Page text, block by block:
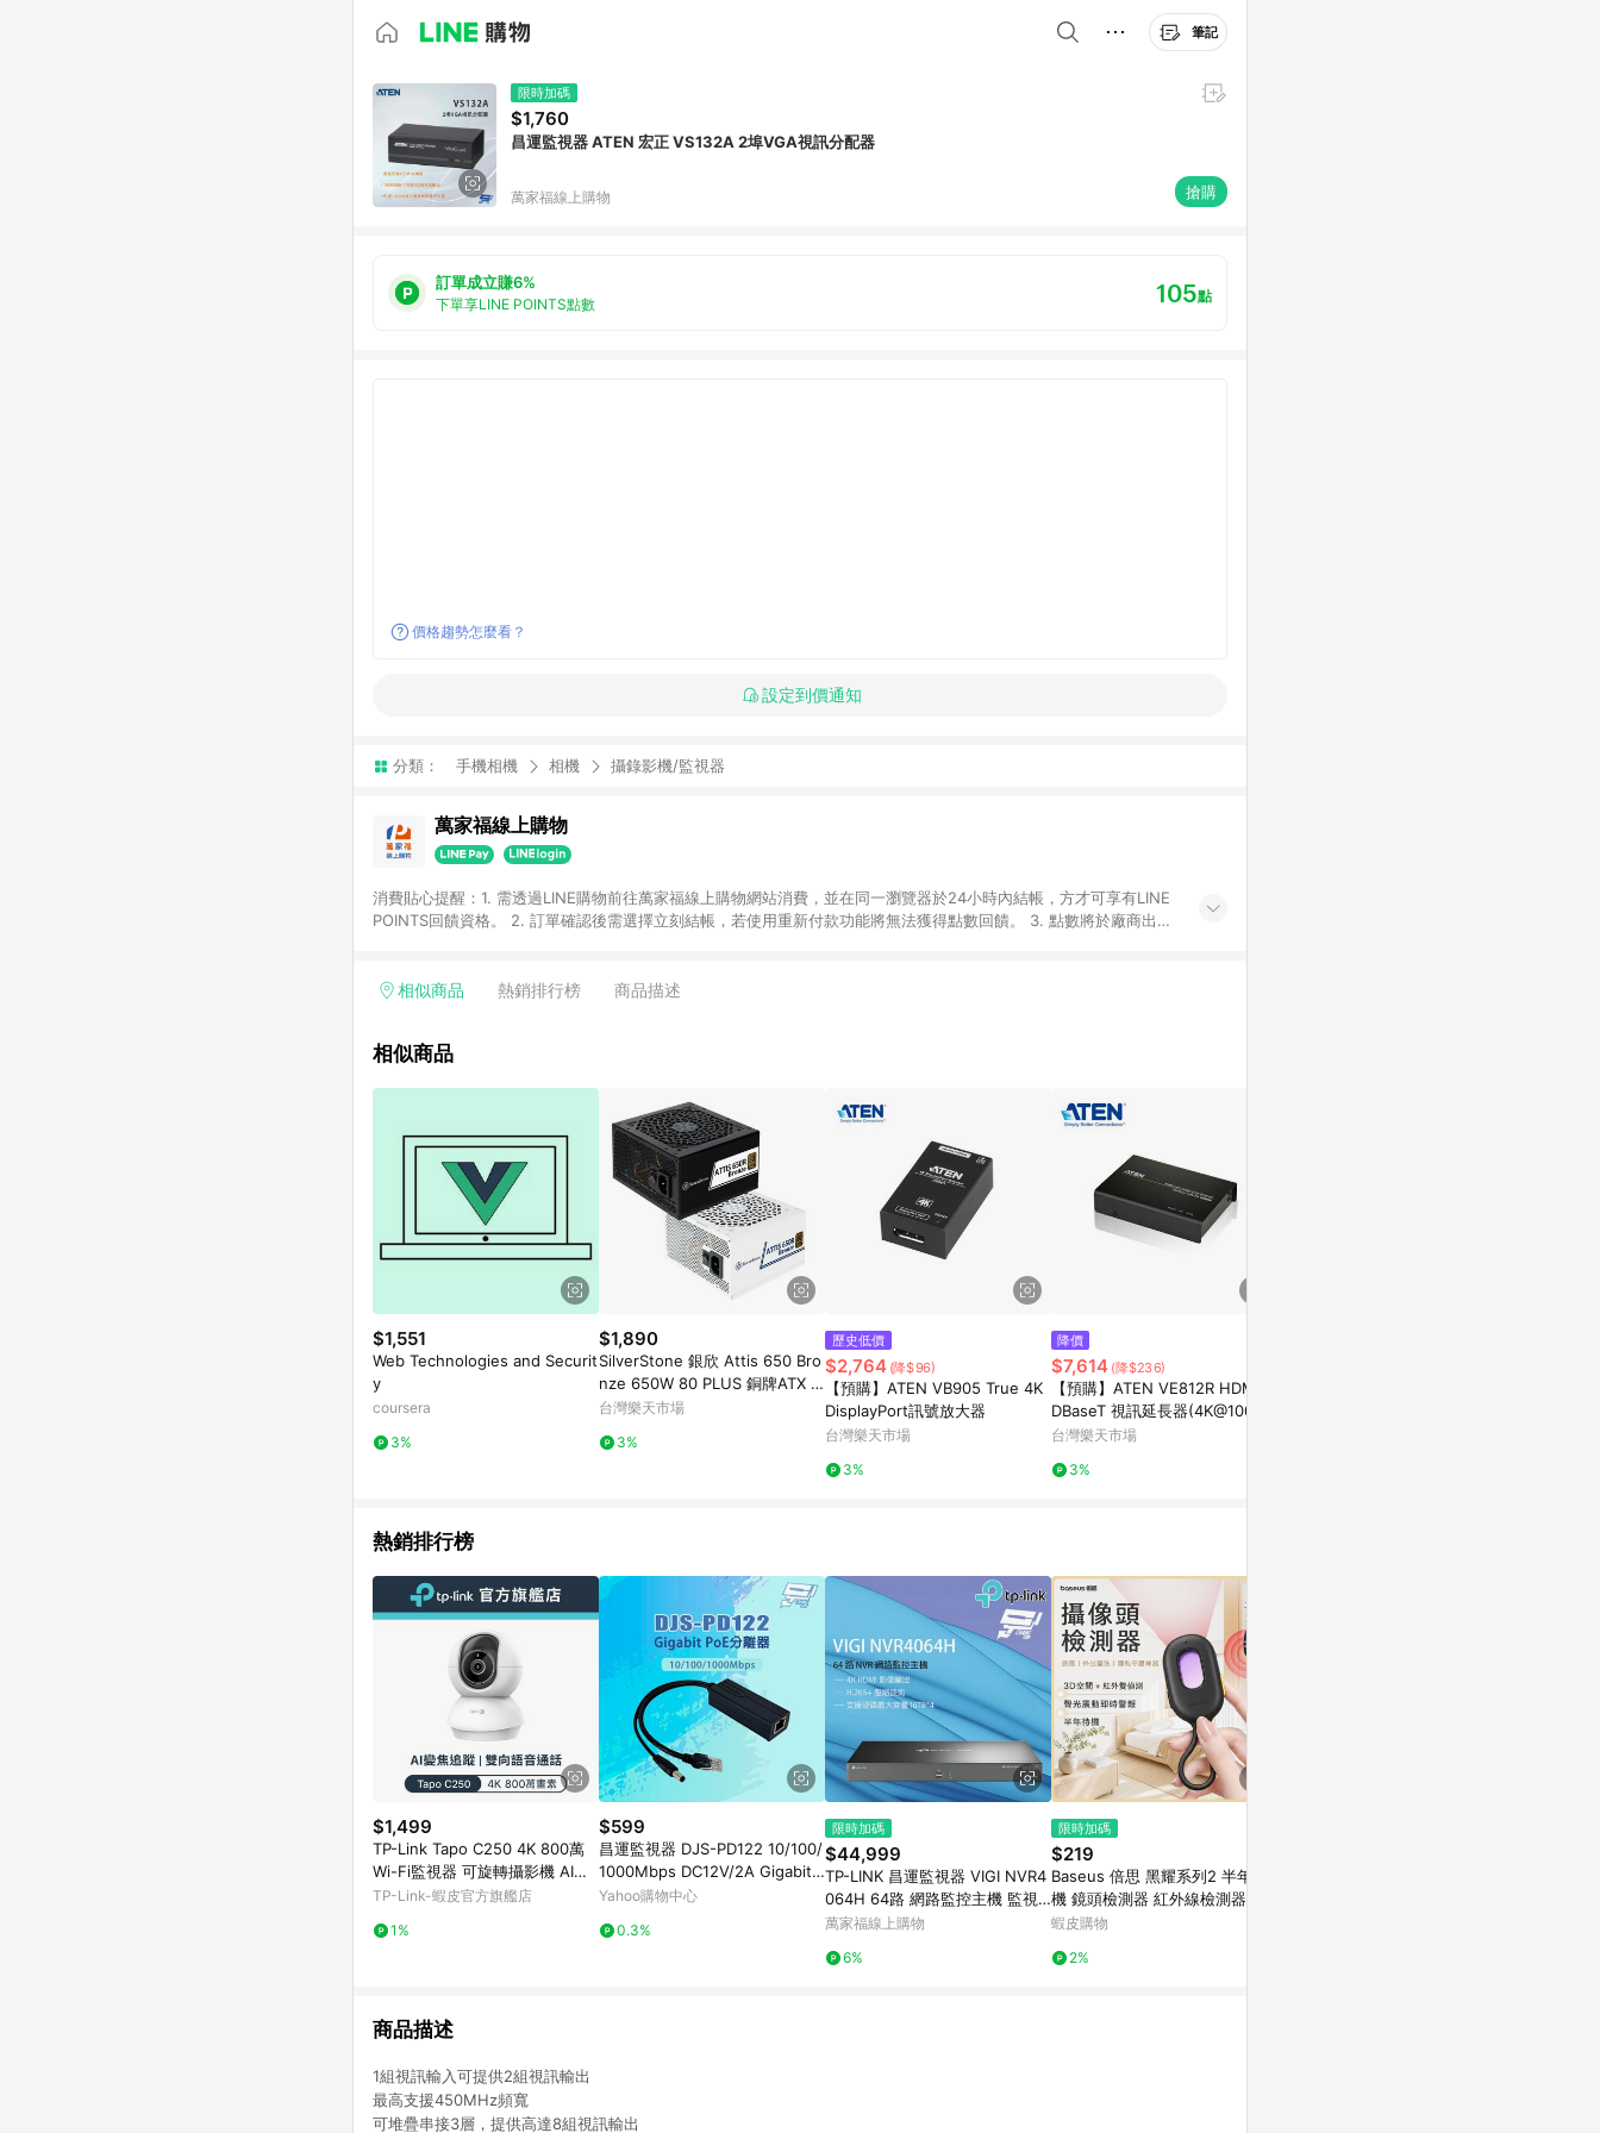
筆記
限時加碼
$1,760
昌運監視器 ATEN 宏正 VS132A 2埠VGA視訊分配器
萬家福線上購物 搶購
訂單成立賺6%
下單享LINE POINTS點數 105點
價格趨勢怎麼看？
設定到價通知
分類： 手機相機 相機 攝錄影機/監視器
萬家福線上購物
消費貼心提醒：1. 需透過LINE購物前往萬家福線上購物網站消費，並在同一瀏覽器於24小時內結帳，方才可享有LINE
POINTS回饋資格。 2. 訂單確認後需選擇立刻結帳，若使用重新付款功能將無法獲得點數回饋。 3. 點數將於廠商出貨
留時間內聯絡客服中心，並由康達盛通生活事業股份有限公司方進行訂單資格確認。 康達盛通線上購物希望提供簡
相似商品 熱銷排行榜 商品描述
相似商品
$1,551
Web Technologies and Securit
y
coursera
3%
$1,890
SilverStone 銀欣 Attis 650 Bro
nze 650W 80 PLUS 銅牌ATX 3.
1電源 黑色/白色
台灣樂天市場
3%
歷史低價
$2,764 (降$96)
【預購】ATEN VB905 True 4K
DisplayPort訊號放大器
台灣樂天市場
3%
降價
$7,614 (降$236)
【預購】ATEN VE812R HDMI H
DBaseT 視訊延長器(4K@100公
尺) (HDBaseT Class A)
台灣樂天市場
3%
熱銷排行榜
$1,499
TP-Link Tapo C250 4K 800萬
Wi-Fi監視器 可旋轉攝影機 AI家
庭防護 寵物偵測 嬰兒哭聲偵測
TP-Link-蝦皮官方旗艦店
1%
$599
昌運監視器 DJS-PD122 10/100/
1000Mbps DC12V/2A Gigabit
PoE分離器
Yahoo購物中心
0.3%
限時加碼
$44,999
TP-LINK 昌運監視器 VIGI NVR4
064H 64路 網路監控主機 監視
器主機 NVR 支援4硬碟
萬家福線上購物
6%
限時加碼
$219
Baseus 倍思 黑耀系列2 半年待
機 鏡頭檢測器 紅外線檢測器 警
報器 鏡頭檢測器 旅館偷拍檢測
蝦皮購物
2%
商品描述
1組視訊輸入可提供2組視訊輸出
最高支援450MHz頻寬
可堆疊串接3層，提供高達8組視訊輸出